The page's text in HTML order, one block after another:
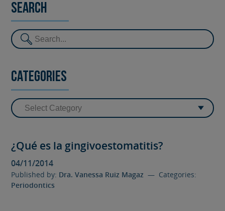
Search
Categories
¿Qué es la gingivoestomatitis?
04/11/2014
Published by: Dra. Vanessa Ruiz Magaz — Categories:
Periodontics